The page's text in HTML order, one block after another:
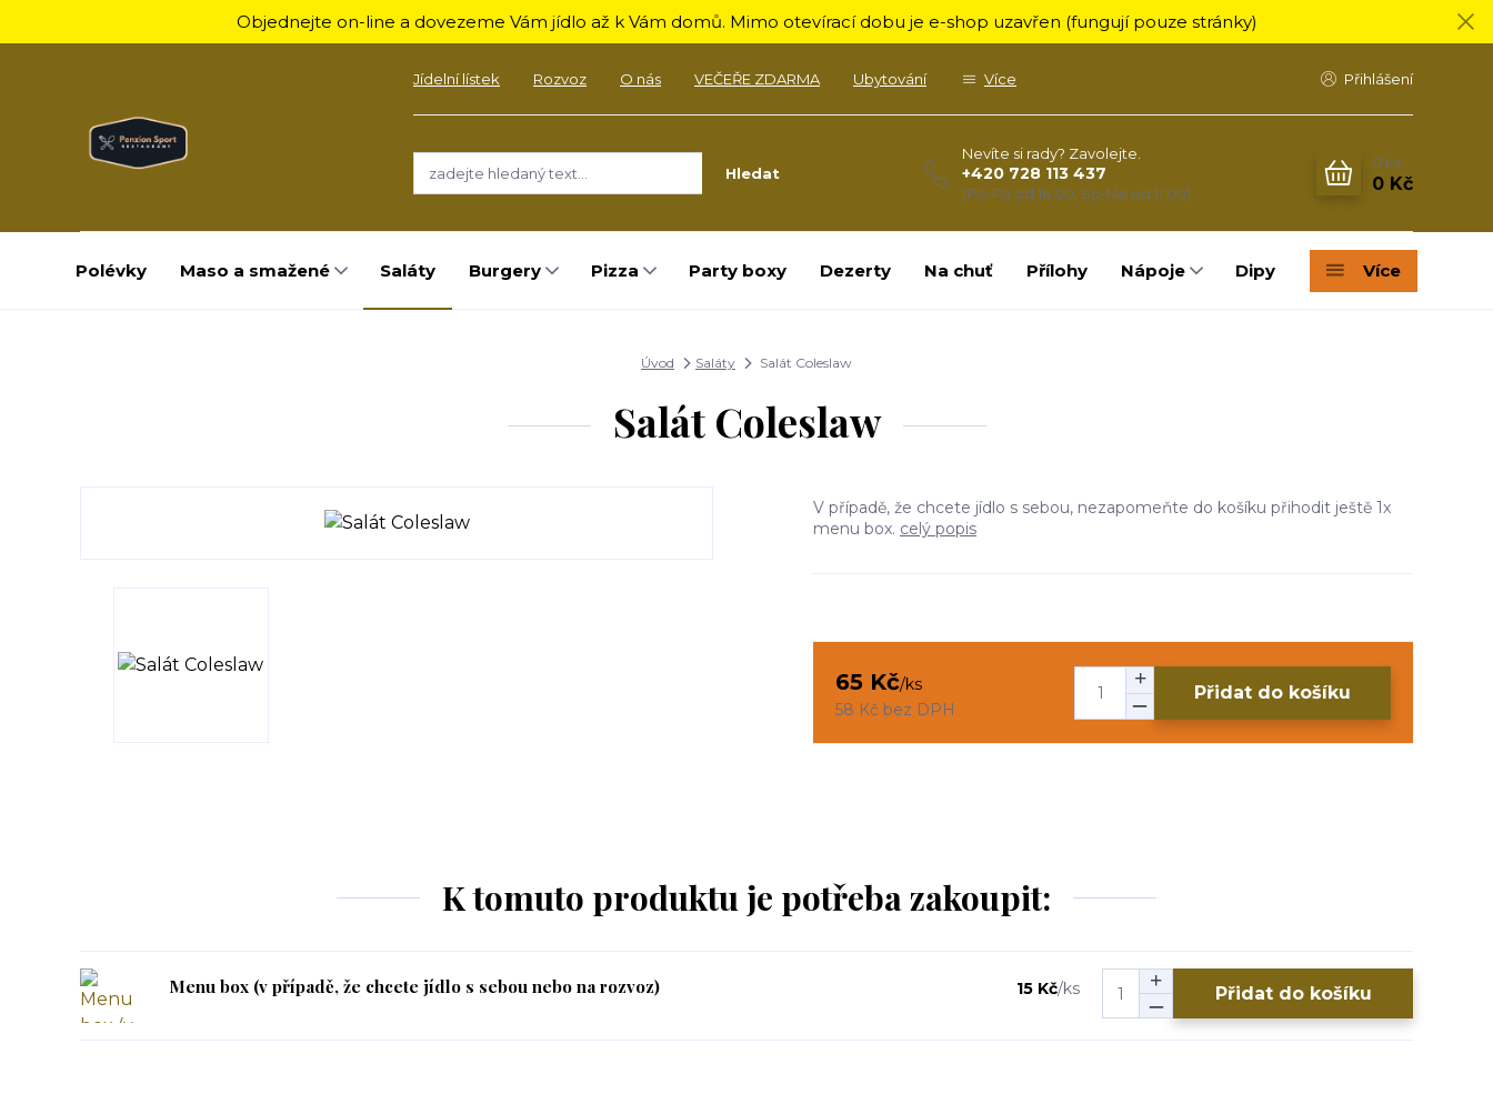
Objednejte on-line a dovezeme Vám jídlo až k Vám domů. Mimo otevírací dobu je e-shop uzavřen (fungují pouze stránky)
Jídelní lístek Rozvoz O nás VEČEŘE ZDARMA Ubytování Více Přihlášení
Hledat
Nevíte si rady? Zavolejte.
+420 728 113 437
(Po-Pá od 16:00, So-Ne od 11:00)
0 ks
0 Kč
Polévky Maso a smažené Saláty Burgery Pizza Party boxy Dezerty Na chuť Přílohy Nápoje Dipy Více
Úvod Saláty Salát Coleslaw
Salát Coleslaw
V případě, že chcete jídlo s sebou, nezapomeňte do košíku přihodit ještě 1x
menu box. celý popis
65 Kč/ks
58 Kč bez DPH
Přidat do košíku
K tomuto produktu je potřeba zakoupit:
Menu box (v případě, že chcete jídlo s sebou nebo na rozvoz) 15 Kč/ks Přidat do košíku